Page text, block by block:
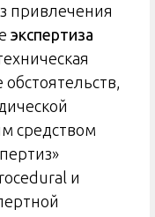
привлечения
экспертиза
средством
и